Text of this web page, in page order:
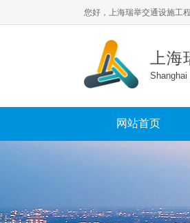
上海
您好， 上海瑞举交通设施工
网站首页